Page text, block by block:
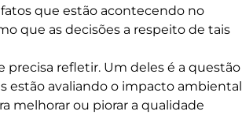
que estão acontecendo no
que as decisões a respeito de tais
refletir. Um deles é a questão
estão avaliando o impacto ambiental
melhorar ou piorar a qualidade